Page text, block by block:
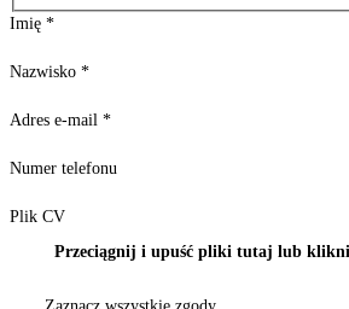
Imię *
Nazwisko *
Adres e-mail *
Numer telefonu
Plik CV
Przeciągnij i upuść pliki tutaj lub